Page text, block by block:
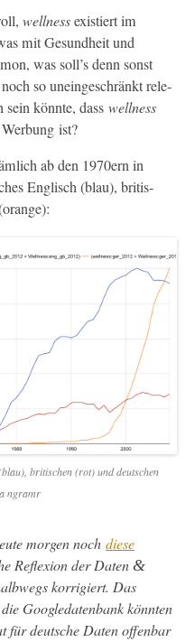
well­nessexistiert im
mit Gesund­heit und
was soll’s denn son­st
so uneingeschränkt rel­e­
sein kön­nte, dass well­ness
ist?
ab den 1970ern in
Englisch (blau), britis­
britis­chen (rot) und deutschen
ngramr
mor­gen noch diese
Reflex­ion der Dat­en &
kor­rigiert. Das
Google­daten­bank kön­nten
für deutsche Dat­en offen­bar